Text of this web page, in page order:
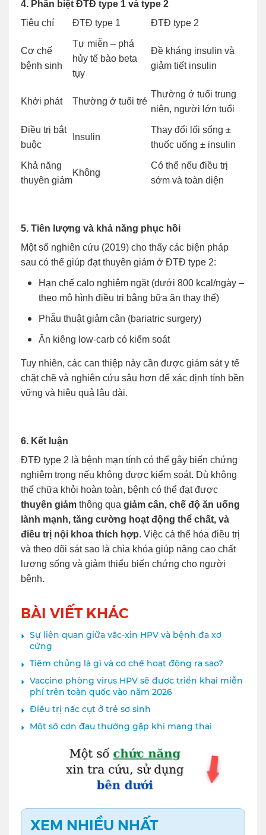
4. Phân biệt ĐTĐ type 1 và type 2
Tiêu chí
ĐTĐ type 1 ĐTĐ type 2
Cơ chế
bệnh sinh
Tự miễn – phá
hủy tế bào beta
tụy
Đề kháng insulin và
giảm tiết insulin
Khởi phát Thường ở tuổi trẻ
Thường ở tuổi trung
niên, người lớn tuổi
Điều trị bắt
buộc
Insulin
Thay đổi lối sống ±
thuốc uống ± insulin
Khả năng
thuyên giảm
Không
Có thể nếu điều trị
sớm và toàn diện
5. Tiên lượng và khả năng phục hồi
Một số nghiên cứu (2019) cho thấy các biện pháp
sau có thể giúp đạt thuyên giảm ở ĐTĐ type 2:
Hạn chế calo nghiêm ngặt (dưới 800 kcal/ngày –
theo mô hình điều trị bằng bữa ăn thay thế)
Phẫu thuật giảm cân (bariatric surgery)
Ăn kiêng low-carb có kiểm soát
Tuy nhiên, các can thiệp này cần được giám sát y tế
chặt chẽ và nghiên cứu sâu hơn để xác định tính bền
vững và hiệu quả lâu dài.
6. Kết luận
ĐTĐ type 2 là bệnh mạn tính có thể gây biến chứng
nghiêm trọng nếu không được kiểm soát. Dù không
thể chữa khỏi hoàn toàn, bệnh có thể đạt được
thuyên giảm thông qua giảm cân, chế độ ăn uống
lành mạnh, tăng cường hoạt động thể chất, và
điều trị nội khoa thích hợp. Việc cá thể hóa điều trị
và theo dõi sát sao là chìa khóa giúp nâng cao chất
lượng sống và giảm thiểu biến chứng cho người
bệnh.
BÀI VIẾT KHÁC
Sự liên quan giữa vắc-xin HPV và bệnh đa xơ
cứng
Tiêm chủng là gì và cơ chế hoạt động ra sao?
Vaccine phòng virus HPV sẽ được triển khai miễn
phí trên toàn quốc vào năm 2026
Điều trị nấc cụt ở trẻ sơ sinh
Một số cơn đau thường gặp khi mang thai
XEM NHIỀU NHẤT